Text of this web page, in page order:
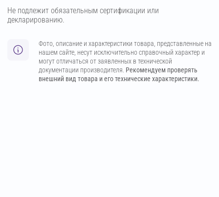
Не подлежит обязательным сертификации или
декларированию.
Фото, описание и характеристики товара, представленные на
нашем сайте, несут исключительно справочный характер и
могут отличаться от заявленных в технической
документации производителя. Рекомендуем проверять
внешний вид товара и его технические характеристики.